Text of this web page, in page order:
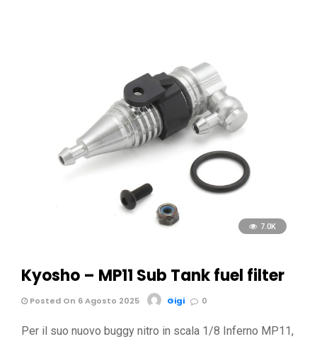
7.0K
Kyosho – MP11 Sub Tank fuel filter
Posted On 6 Agosto 2025 Gigi 0
Per il suo nuovo buggy nitro in scala 1/8 Inferno MP11,